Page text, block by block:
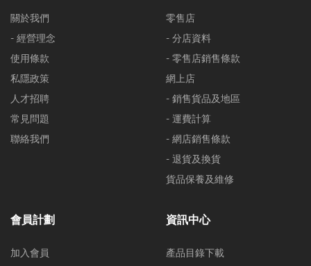
關於我們
- 經營理念
使用條款
私隱政策
人才招聘
常見問題
聯絡我們
零售店
- 分店資料
- 零售店銷售條款
網上店
- 銷售貨品及地區
- 運費計算
- 網店銷售條款
- 退貨及換貨
貨品保養及維修
會員計劃
加入會員
資訊中心
產品目錄下載